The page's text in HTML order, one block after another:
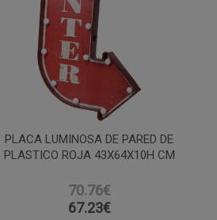
PLACA LUMINOSA DE PARED DE
PLASTICO ROJA 43X64X10H CM
70.76€
67.23€